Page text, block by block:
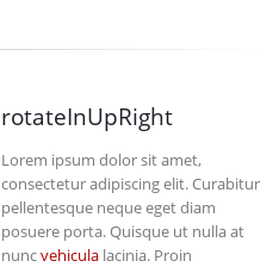
rotateInUpRight
Lorem ipsum dolor sit amet,
consectetur adipiscing elit. Curabitur
pellentesque neque eget diam
posuere porta. Quisque ut nulla at
nuncvehicula lacinia. Proin